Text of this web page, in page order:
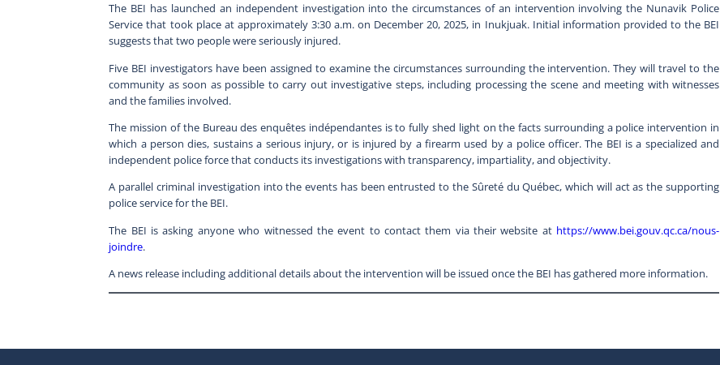
The BEI has launched an independent investigation into the circumstances of an intervention involving the Nunavik Police
Service that took place at approximately 3:30 a.m. on December 20, 2025, in Inukjuak. Initial information provided to the BEI
suggests that two people were seriously injured.
Five BEI investigators have been assigned to examine the circumstances surrounding the intervention. They will travel to the
community as soon as possible to carry out investigative steps, including processing the scene and meeting with witnesses
and the families involved.
The mission of the Bureau des enquêtes indépendantes is to fully shed light on the facts surrounding a police intervention in
which a person dies, sustains a serious injury, or is injured by a firearm used by a police officer. The BEI is a specialized and
independent police force that conducts its investigations with transparency, impartiality, and objectivity.
A parallel criminal investigation into the events has been entrusted to the Sûreté du Québec, which will act as the supporting
police service for the BEI.
The BEI is asking anyone who witnessed the event to contact them via their website at https://www.bei.gouv.qc.ca/nous-
joindre.
A news release including additional details about the intervention will be issued once the BEI has gathered more information.